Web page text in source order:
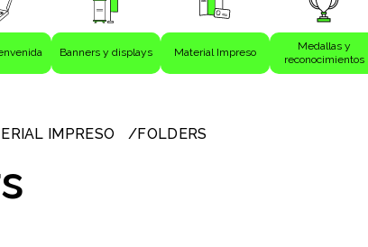
Banners y displays Material Impreso
Medallas y
reconocimientos
IMPRESO FOLDERS